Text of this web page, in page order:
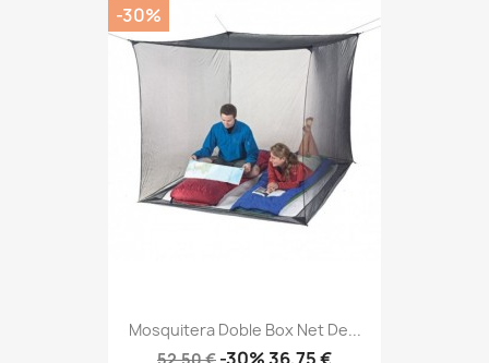
Mosquitera Doble Box Net De...
Precio Precio
-30%